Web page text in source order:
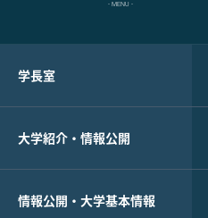
- MENU -
学長室
大学紹介・情報公開
情報公開・大学基本情報